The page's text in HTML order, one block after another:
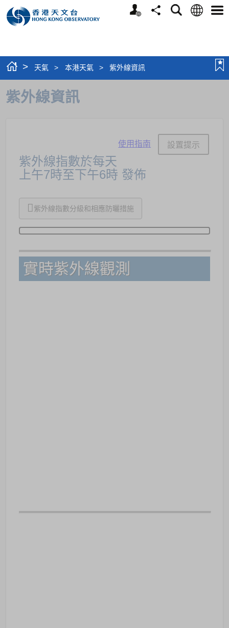
個
分
搜
語
選
> 天氣 > 本港天氣 > 紫外線資訊
紫外線資訊
使用指南 設置提示
紫外線指數於每天
上午7時至下午6時 發佈
紫外線指數分級和相應防曬措施
實時紫外線觀測